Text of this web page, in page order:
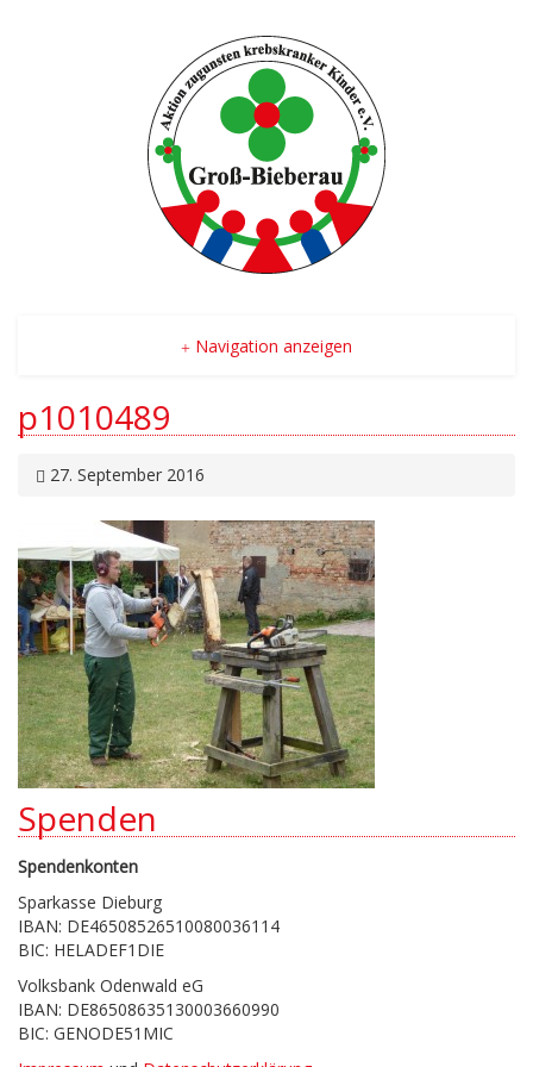
Navigation anzeigen
p1010489
27. September 2016
Spenden
Spendenkonten
Sparkasse Dieburg
IBAN: DE46508526510080036114
BIC: HELADEF1DIE
Volksbank Odenwald eG
IBAN: DE86508635130003660990
BIC: GENODE51MIC